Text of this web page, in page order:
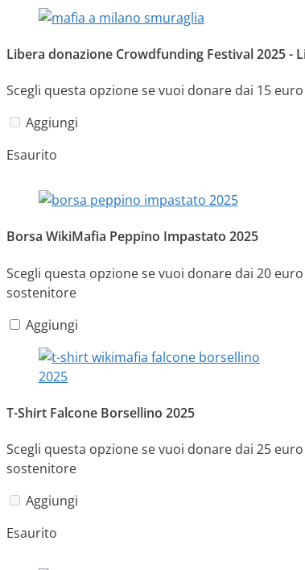
Libera donazione Crowdfunding Festival 2025 -
Scegli questa opzione se vuoi donare dai 15
Aggiungi
Esaurito
Borsa WikiMafia Peppino Impastato 2025
Scegli questa opzione se vuoi donare dai 20
sostenitore
Aggiungi
T-Shirt Falcone Borsellino 2025
Scegli questa opzione se vuoi donare dai 25
sostenitore
Aggiungi
Esaurito